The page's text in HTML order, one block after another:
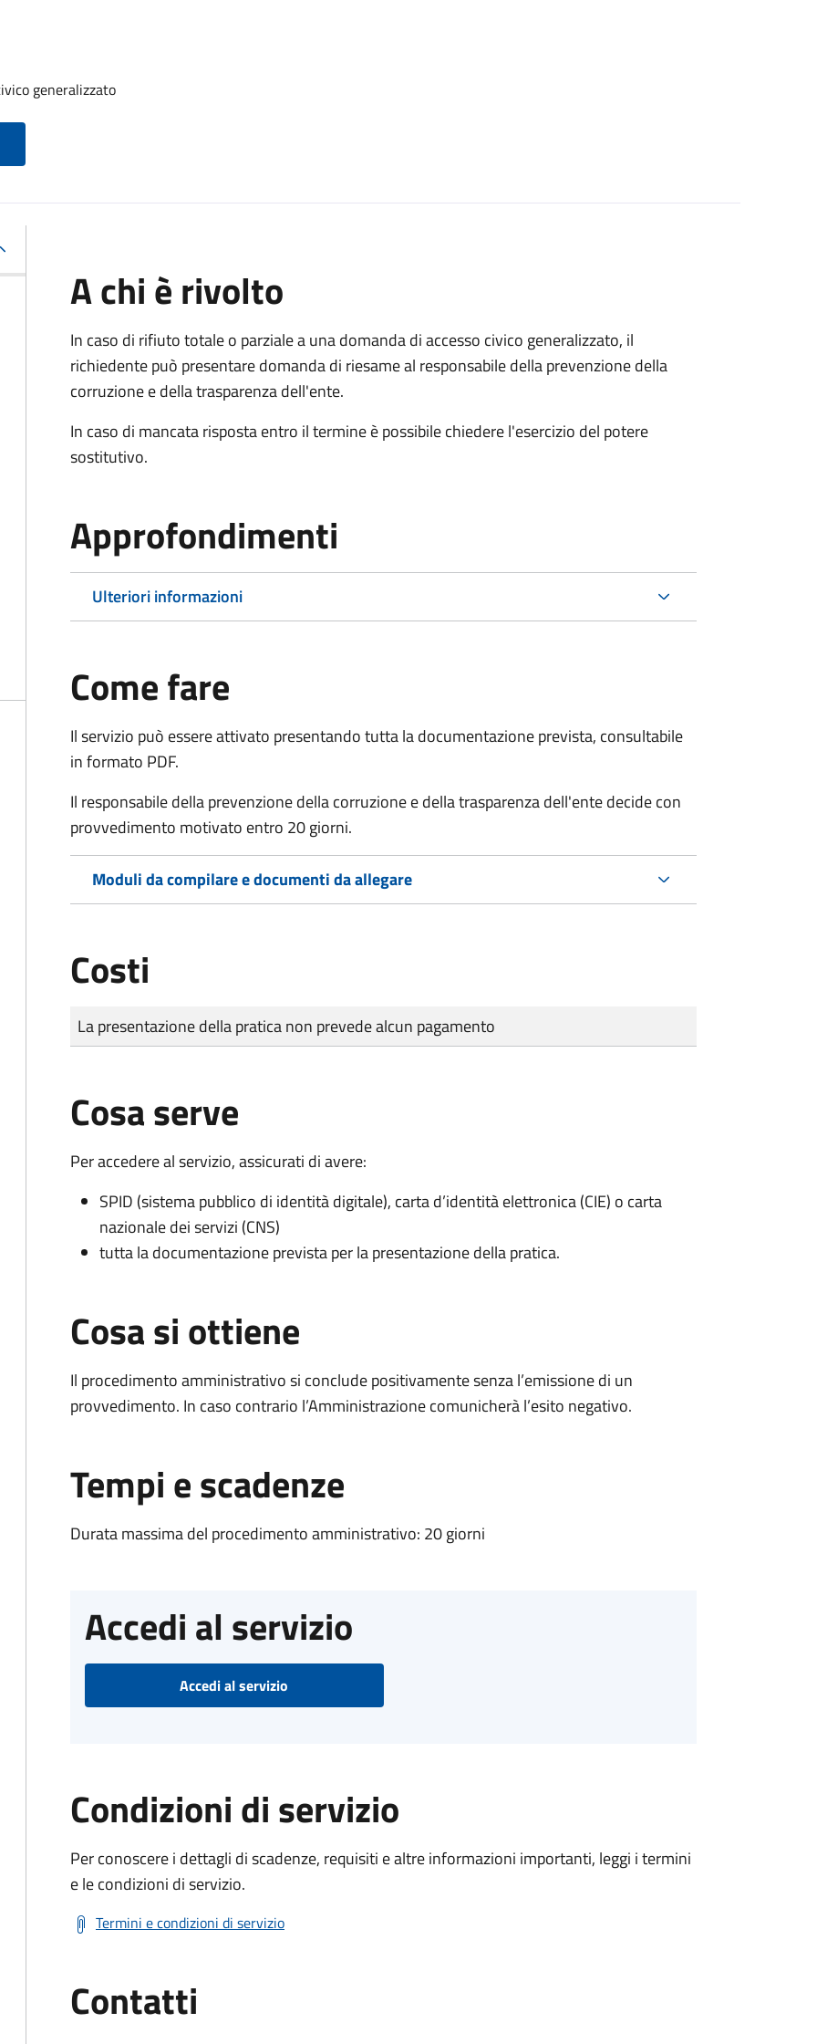
generalizzato
A chi è rivolto
In caso di rifiuto totale o parziale a una domanda di accesso civico generalizzato, il
richiedente può presentare domanda di riesame al responsabile della prevenzione della
corruzione e della trasparenza dell'ente.
In caso di mancata risposta entro il termine è possibile chiedere l'esercizio del potere
sostitutivo.
Approfondimenti
Ulteriori informazioni
Come fare
Il servizio può essere attivato presentando tutta la documentazione prevista, consultabile
in formato PDF.
Il responsabile della prevenzione della corruzione e della trasparenza dell'ente decide con
provvedimento motivato entro 20 giorni.
Moduli da compilare e documenti da allegare
Costi
Tipo di pagamento
Importo
La presentazione della pratica non prevede alcun pagamento
Cosa serve
Per accedere al servizio, assicurati di avere:
SPID (sistema pubblico di identità digitale), carta d’identità elettronica (CIE) o carta
nazionale dei servizi (CNS)
tutta la documentazione prevista per la presentazione della pratica.
Cosa si ottiene
Il procedimento amministrativo si conclude positivamente senza l’emissione di un
provvedimento. In caso contrario l’Amministrazione comunicherà l’esito negativo.
Tempi e scadenze
Durata massima del procedimento amministrativo: 20 giorni
Accedi al servizio
Accedi al servizio
Condizioni di servizio
Per conoscere i dettagli di scadenze, requisiti e altre informazioni importanti, leggi i termini
e le condizioni di servizio.
Termini e condizioni di servizio
Contatti